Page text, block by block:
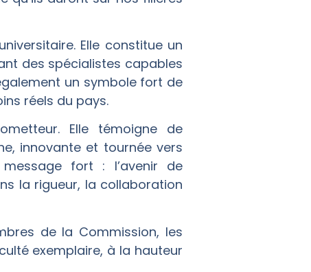
Elle constitue un
des spécialistes capables
un symbole fort de
réels du pays.
Elle témoigne de
innovante et tournée vers
message fort : l’avenir de
la rigueur, la collaboration
de la Commission, les
exemplaire, à la hauteur